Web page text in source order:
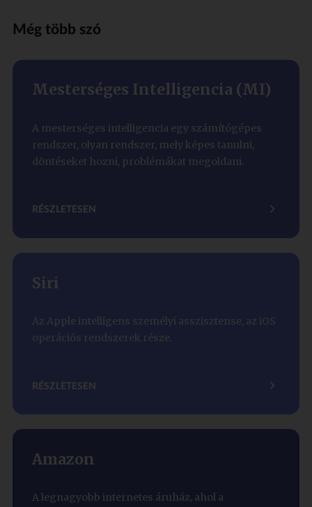
Még több szó
Mesterséges Intelligencia (MI)
A mesterséges intelligencia egy számítógépes
rendszer, olyan rendszer, mely képes tanulni,
döntéseket hozni, problémákat megoldani.
RÉSZLETESEN
Siri
Az Apple intelligens személyi asszisztense, az iOS
operációs rendszerek része.
RÉSZLETESEN
Amazon
A legnagyobb internetes áruház, ahol a